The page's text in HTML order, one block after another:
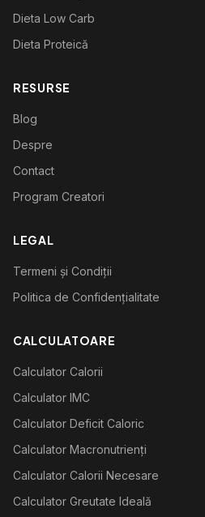
Dieta Low Carb
Dieta Proteică
RESURSE
Blog
Despre
Contact
Program Creatori
LEGAL
Termeni și Condiții
Politica de Confidențialitate
CALCULATOARE
Calculator Calorii
Calculator IMC
Calculator Deficit Caloric
Calculator Macronutrienți
Calculator Calorii Necesare
Calculator Greutate Ideală